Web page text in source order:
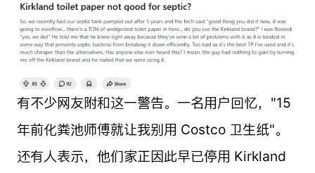
有不少网友附和这一警告。一名用户回忆，"15
年前化粪池师傅就让我别用 Costco 卫生纸"。
还有人表示，他们家正因此早已停用 Kirkland